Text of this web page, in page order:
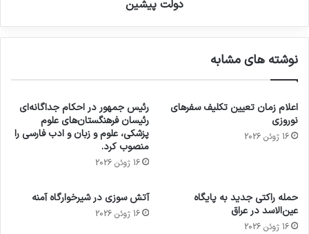
دولت پیشین
نوشته های مشابه
اعلام زمان تعیین تکلیف سفرهای
نوروزی
16 ژوئن 2026
رئیس جمهور در احکام جداگانه‌ای
رئیسان فرهنگستان‌های علوم
پزشکی، علوم و زبان و ادب فارسی را
منصوب کرد.
16 ژوئن 2026
حمله راکتی جدید به پایگاه
عین‌الاسد در عراق
16 ژوئن 2026
آتش سوزی در شیرخوارگاه آمنه
16 ژوئن 2026